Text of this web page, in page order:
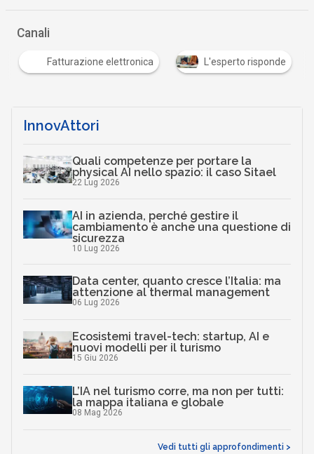
Canali
Fatturazione elettronica L'esperto risponde
InnovAttori
Quali competenze per portare la
physical AI nello spazio: il caso Sitael
22 Lug 2026
AI in azienda, perché gestire il
cambiamento è anche una questione di
sicurezza
10 Lug 2026
Data center, quanto cresce l’Italia: ma
attenzione al thermal management
06 Lug 2026
Ecosistemi travel-tech: startup, AI e
nuovi modelli per il turismo
15 Giu 2026
L’IA nel turismo corre, ma non per tutti:
la mappa italiana e globale
08 Mag 2026
Vedi tutti gli approfondimenti >